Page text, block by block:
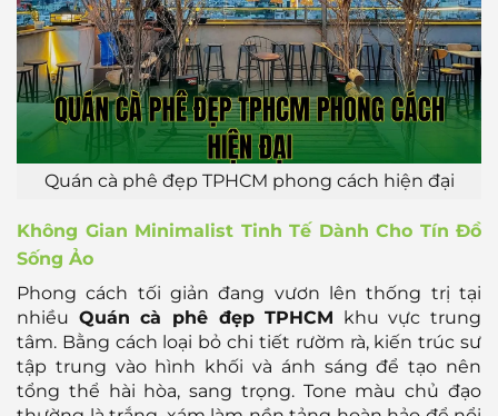
Quán cà phê đẹp TPHCM phong cách hiện đại
Không Gian Minimalist Tinh Tế Dành Cho Tín Đồ
Sống Ảo
Phong cách tối giản đang vươn lên thống trị tại
nhiều Quán cà phê đẹp TPHCM khu vực trung
tâm. Bằng cách loại bỏ chi tiết rườm rà, kiến trúc sư
tập trung vào hình khối và ánh sáng để tạo nên
tổng thể hài hòa, sang trọng. Tone màu chủ đạo